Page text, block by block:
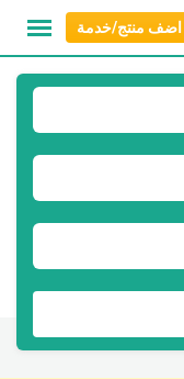
اضف منتج/خدمة